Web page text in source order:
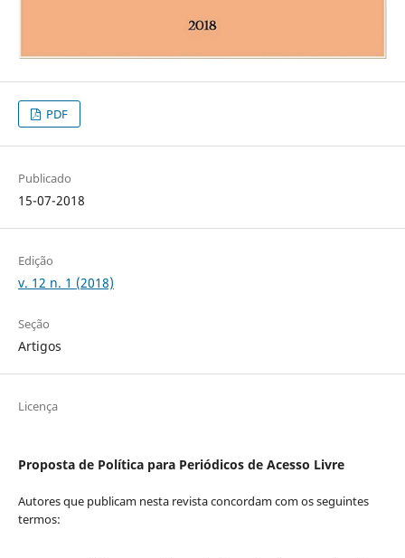
PDF
Publicado
15-07-2018
Edição
v. 12 n. 1 (2018)
Seção
Artigos
Licença
Proposta de Política para Periódicos de Acesso Livre
Autores que publicam nesta revista concordam com os seguintes
termos: